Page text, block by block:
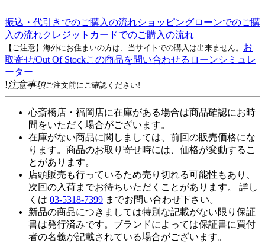
振込・代引きでのご購入の流れショッピングローンでのご購
入の流れクレジットカードでのご購入の流れ
【ご注意】海外にお住まいの方は、当サイトでの購入は出来ません。 お
取寄せ/Out Of Stockこの商品を問い合わせる ローンシミュレ
ーター
!注意事項ご注文前にご確認ください!
心斎橋店・福岡店に在庫がある場合は商品確認にお時
間をいただく場合がございます。
在庫がない商品に関しましては、前回の販売価格にな
ります。商品のお取り寄せ時には、価格が変動するこ
とがあります。
店頭販売も行っているため売り切れる可能性もあり、
次回の入荷までお待ちいただくことがあります。 詳し
くは 03-5318-7399 までお問い合わせ下さい。
新品の商品につきましては特別な記載がない限り保証
書は発行済みです。ブランドによっては保証書に買付
者の名義が記載されている場合がございます。